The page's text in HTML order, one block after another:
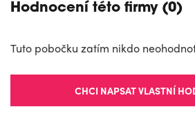
Hodnocení této firmy (0)
Tuto pobočku zatím nikdo
CHCI NAPSAT VLASTNÍ